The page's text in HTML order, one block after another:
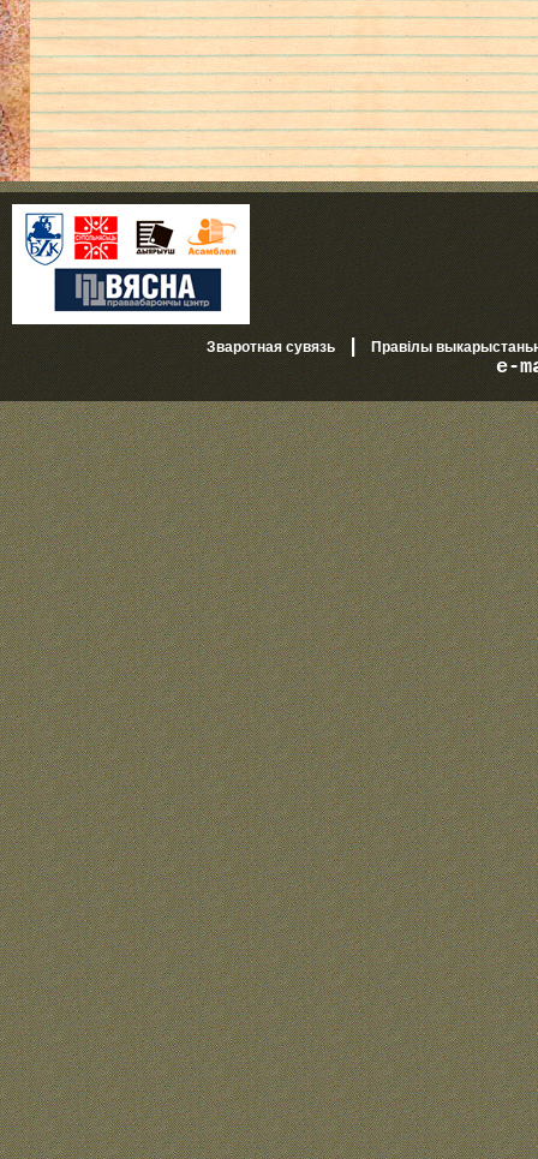
Зваротная сувязь|Правілы
e-